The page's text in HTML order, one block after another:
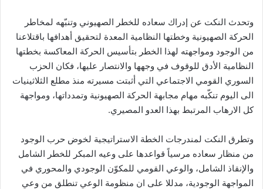
وتحدث النكت عن إدراك سعاده للخطر الصهيوني وتنبّهه لمخاطر
الحركة الصهيونية وخطتها النظامية المعدة لتحقيق أهدافها باقتلاعنا
من الوجود ومواجهته لهذا الخطر بتأسيس الحركة المعاكسة بخطتها
النظامية الأدق للوقوف في وجهها والانتصار عليها، فكان الحزب
السوري القومي الاجتماعي التي أثبتت مسيرته منذ مطلع الثلاثينيات
الى اليوم تنكّبه مهام مجابهة الحركة الصهيونية وتمدداتها، ومواجهة
كل الارهاب المرتبط بهذا العدو المصيري.
وتطرق النكت لمندرجات الخطة الاستراتيجية لخوض حرب الوجود
من منظار سعاده مرسياً قواعدها على وعيه المبكر للخطر الشامل
والإنقاذ الشامل، والوعي القومي للمكوّن الوجودي والمحوري في
المواجهة الوجودية، مدللا على ان منظومة الوعي تنطلق من وعي